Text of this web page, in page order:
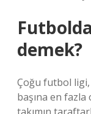
demek?
Çoğu futbol
başına en